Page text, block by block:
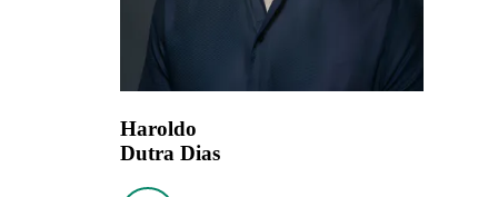
Haroldo
Dutra Dias